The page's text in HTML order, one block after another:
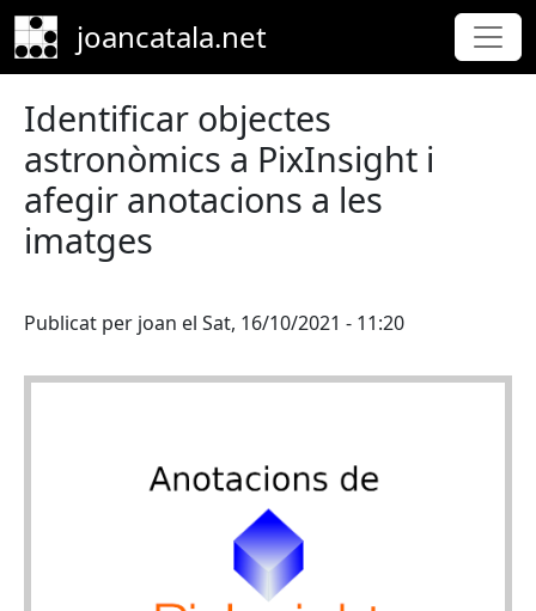
Skip to main content
joancatala.net
Identificar objectes
astronòmics a PixInsight i
afegir anotacions a les
imatges
Publicat per joan el Sat, 16/10/2021 - 11:20